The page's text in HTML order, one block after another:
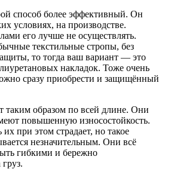
способ более эффективный. Он
условиях, на производстве.
его лучше не осуществлять.
текстильные стропы, без
то тогда ваш вариант — это
накладок. Тоже очень
сразу приобрести и защищённый
образом по всей длине. Они
повышенную износостойкость.
при этом страдает, но такое
незначительным. Они всё
гибкими и бережно
груз.